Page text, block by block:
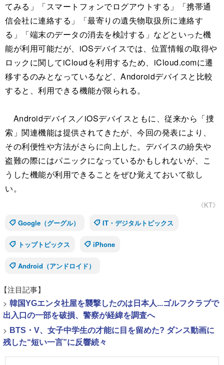
てみる」「スマートフォンでログアウトする」「携帯通
信会社に連絡する」「最寄りの遺失物取扱所に連絡す
る」「端末のデータの消去を検討する」などといった機
能が利用可能だが、iOSデバイスでは、位置情報の取得や
ロックに関してiCloudを利用するため、iCloud.comに遷
移するのみとなっているなど、Andoroidデバイスと比較
すると、利用できる機能が限られる。
Androidデバイス／iOSデバイスともに、従来から「捜
索」関連機能は提供されてきたが、今回の発表により、
その利便性や方法がさらに向上した。デバイスの紛失や
盗難の際にはパニックになっているかもしれないが、こ
うした機能が利用できることをぜひ覚えておいて欲し
い。
《KT》
Google（グーグル）
IT・デジタルトピックス
トップトピックス iPhone
Android（アンドロイド）
【注目記事】
> 韓国YGエンタ社屋を襲撃したのは日本人...ゴルフクラブで
出入口の一部を破損、警察が経緯を調査へ
> BTS・V、女子中学生の才能に目を留めた? ダンス動画に
残した“短い一言”に反響続々